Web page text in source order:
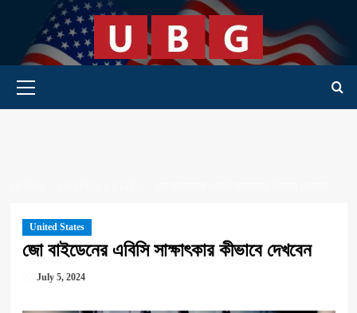
content
Primary Menu
United States
জো বাইডেনের এবিসি সাক্ষাৎকার কীভাবে দেখবেন
July 5, 2024